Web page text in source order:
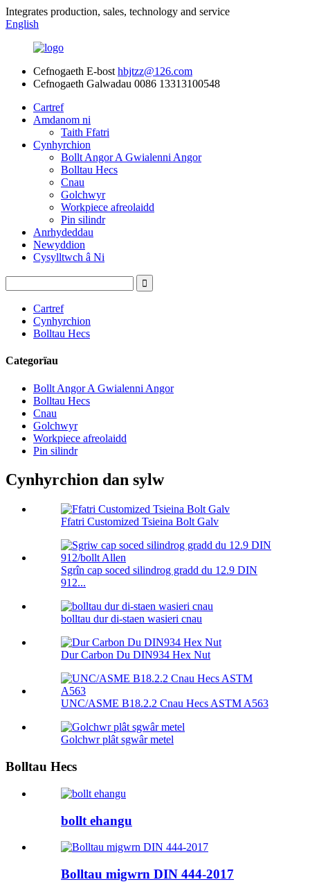
Integrates production, sales, technology and service
English
Cefnogaeth E-bost hbjtzz@126.com
Cefnogaeth Galwadau 0086 13313100548
Cartref
Amdanom ni
Taith Ffatri
Cynhyrchion
Bollt Angor A Gwialenni Angor
Bolltau Hecs
Cnau
Golchwyr
Workpiece afreolaidd
Pin silindr
Anrhydeddau
Newyddion
Cysylltwch â Ni
Cartref
Cynhyrchion
Bolltau Hecs
Categorïau
Bollt Angor A Gwialenni Angor
Bolltau Hecs
Cnau
Golchwyr
Workpiece afreolaidd
Pin silindr
Cynhyrchion dan sylw
Ffatri Customized Tsieina Bolt Galv
Sgrîn cap soced silindrog gradd du 12.9 DIN
912...
bolltau dur di-staen wasieri cnau
Dur Carbon Du DIN934 Hex Nut
UNC/ASME B18.2.2 Cnau Hecs ASTM A563
Golchwr plât sgwâr metel
Bolltau Hecs
bollt ehangu
Bolltau migwrn DIN 444-2017